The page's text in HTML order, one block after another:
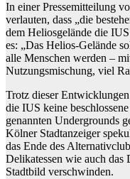
In einer Pressemitteilung
verlauten, dass „die
dem Heliosgelände die
es: „Das Helios-Gelände
alle Menschen werden –
Nutzungsmischung, viel
Trotz dieser
die IUS keine
genannten Undergrounds
Kölner Stadtanzeiger
das Ende des
Delikatessen wie auch das
Stadtbild verschwinden.